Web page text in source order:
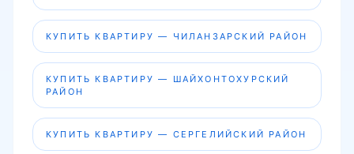
КУПИТЬ КВАРТИРУ — ЧИЛАНЗАРСКИЙ РАЙОН
КУПИТЬ КВАРТИРУ — ШАЙХОНТОХУРСКИЙ
РАЙОН
КУПИТЬ КВАРТИРУ — СЕРГЕЛИЙСКИЙ РАЙОН